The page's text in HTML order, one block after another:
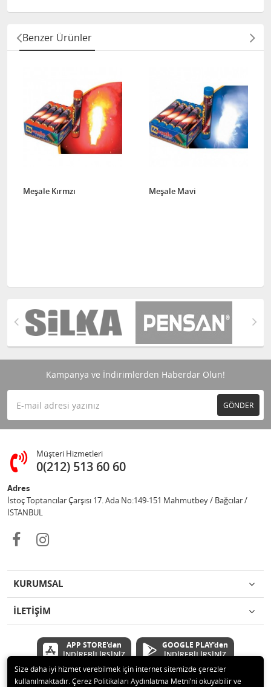
Benzer Ürünler
Meşale Kırmzı Meşale Mavi
Kampanya ve İndirimlerden Haberdar Olun!
GÖNDER
Müşteri Hizmetleri
0(212) 513 60 60
Adres
İstoç Toptancılar Çarşısı 17. Ada No:149-151 Mahmutbey / Bağcılar /
İSTANBUL
KURUMSAL
İLETİŞİM
APP STORE'dan
İNDİREBİLİRSİNİZ
GOOGLE PLAY'den
İNDİREBİLİRSİNİZ
Size daha iyi hizmet verebilmek için internet sitemizde çerezler
kullanılmaktadır. Çerez Politikaları Aydınlatma Metni’ni okuyabilir ve